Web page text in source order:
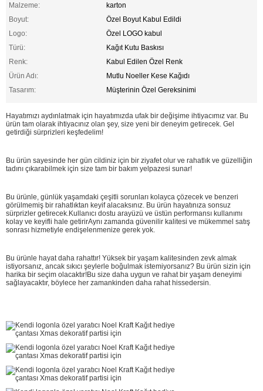
Malzeme:
karton
Boyut:
Özel Boyut Kabul Edildi
Logo:
Özel LOGO kabul
Türü:
Kağıt Kutu Baskısı
Renk:
Kabul Edilen Özel Renk
Ürün Adı:
Mutlu Noeller Kese Kağıdı
Tasarım:
Müşterinin Özel Gereksinimi
Hayatımızı aydınlatmak için hayatımızda ufak bir değişime ihtiyacımız var. Bu
ürün tam olarak ihtiyacınız olan şey, size yeni bir deneyim getirecek. Gel
getirdiği sürprizleri keşfedelim!
Bu ürün sayesinde her gün cildiniz için bir ziyafet olur ve rahatlık ve güzelliğin
tadını çıkarabilmek için size tam bir bakım yelpazesi sunar!
Bu ürünle, günlük yaşamdaki çeşitli sorunları kolayca çözecek ve benzeri
görülmemiş bir rahatlıktan keyif alacaksınız. Bu ürün hayatınıza sonsuz
sürprizler getirecek.Kullanıcı dostu arayüzü ve üstün performansı kullanımı
kolay ve keyifli hale getirirAynı zamanda güvenilir kalitesi ve mükemmel satış
sonrası hizmetiyle endişelenmenize gerek yok.
Bu ürünle hayat daha rahattır! Yüksek bir yaşam kalitesinden zevk almak
istiyorsanız, ancak sıkıcı şeylerle boğulmak istemiyorsanız? Bu ürün sizin için
harika bir seçim olacaktır!Bu size daha uygun ve rahat bir yaşam deneyimi
sağlayacaktır, böylece her zamankinden daha rahat hissedersin.